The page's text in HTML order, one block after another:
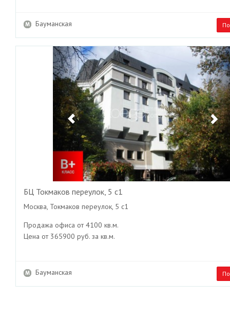
Бауманская
Previous
БЦ Токмаков переулок, 5 с1
Москва, Токмаков переулок, 5 с1
Продажа офиса от 4100 кв.м.
Цена от 365900 руб. за кв.м.
Бауманская